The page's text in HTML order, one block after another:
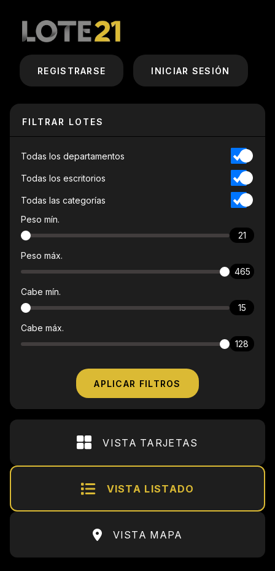
REGISTRARSE INICIAR SESIÓN
FILTRAR LOTES
Todas los departamentos
Todas los escritorios
Todas las categorías
Peso mín.
21
Peso máx.
465
Cabe mín.
15
Cabe máx.
128
APLICAR FILTROS
VISTA TARJETAS
VISTA LISTADO
VISTA MAPA